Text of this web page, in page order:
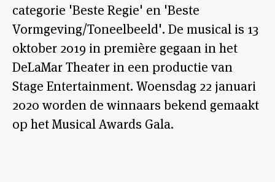
categorie 'Beste Regie' en 'Beste
Vormgeving/Toneelbeeld'. De musical is 13
oktober 2019 in première gegaan in het
DeLaMar Theater in een productie van
Stage Entertainment. Woensdag 22 januari
2020 worden de winnaars bekend gemaakt
op het Musical Awards Gala.